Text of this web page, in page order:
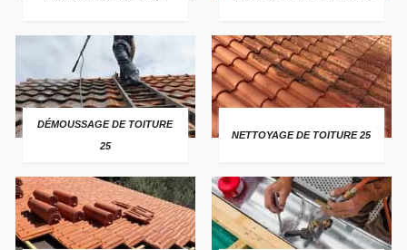
DÉMOUSSAGE DE TOITURE
25
NETTOYAGE DE TOITURE 25